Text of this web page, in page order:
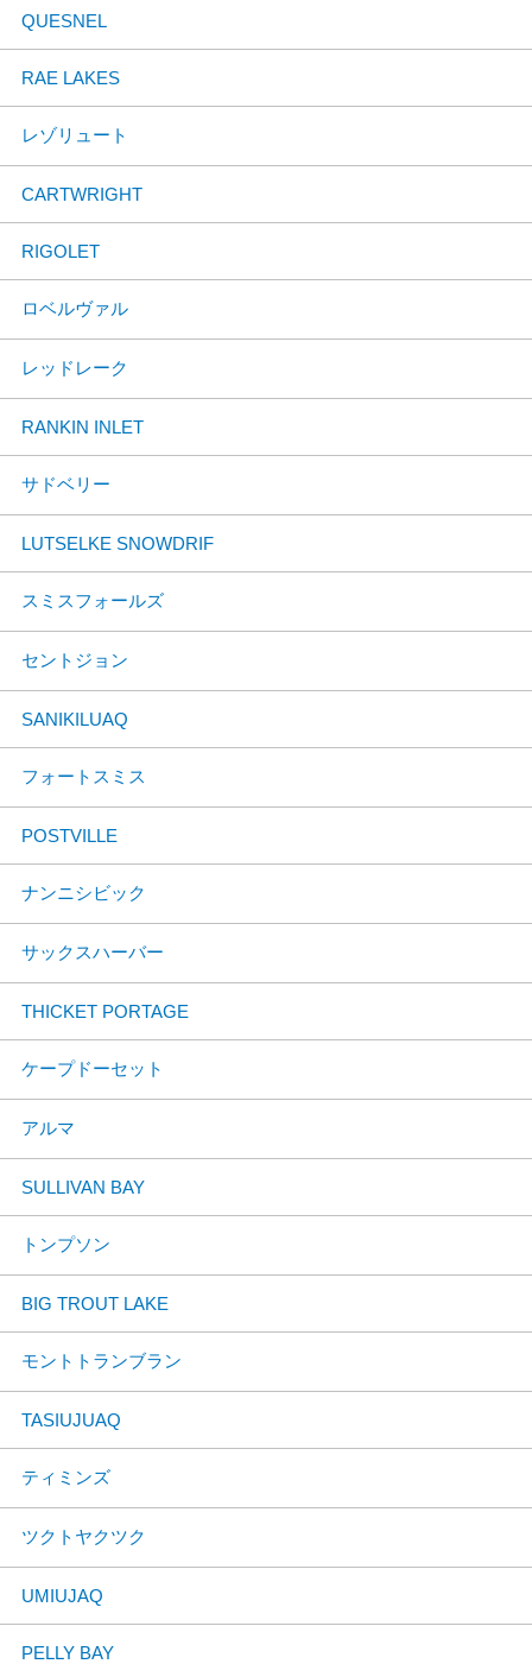
QUESNEL
RAE LAKES
レゾリュート
CARTWRIGHT
RIGOLET
ロベルヴァル
レッドレーク
RANKIN INLET
サドベリー
LUTSELKE SNOWDRIF
スミスフォールズ
セントジョン
SANIKILUAQ
フォートスミス
POSTVILLE
ナンニシビック
サックスハーバー
THICKET PORTAGE
ケープドーセット
アルマ
SULLIVAN BAY
トンプソン
BIG TROUT LAKE
モントトランブラン
TASIUJUAQ
ティミンズ
ツクトヤクツク
UMIUJAQ
PELLY BAY